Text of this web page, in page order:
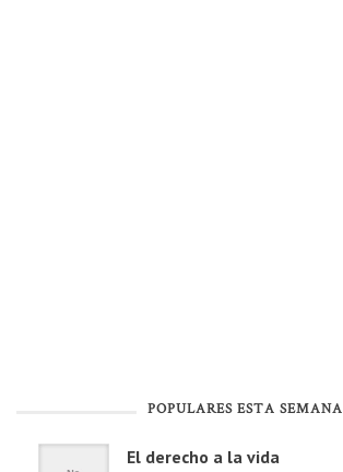
POPULARES ESTA SEMANA
El derecho a la vida